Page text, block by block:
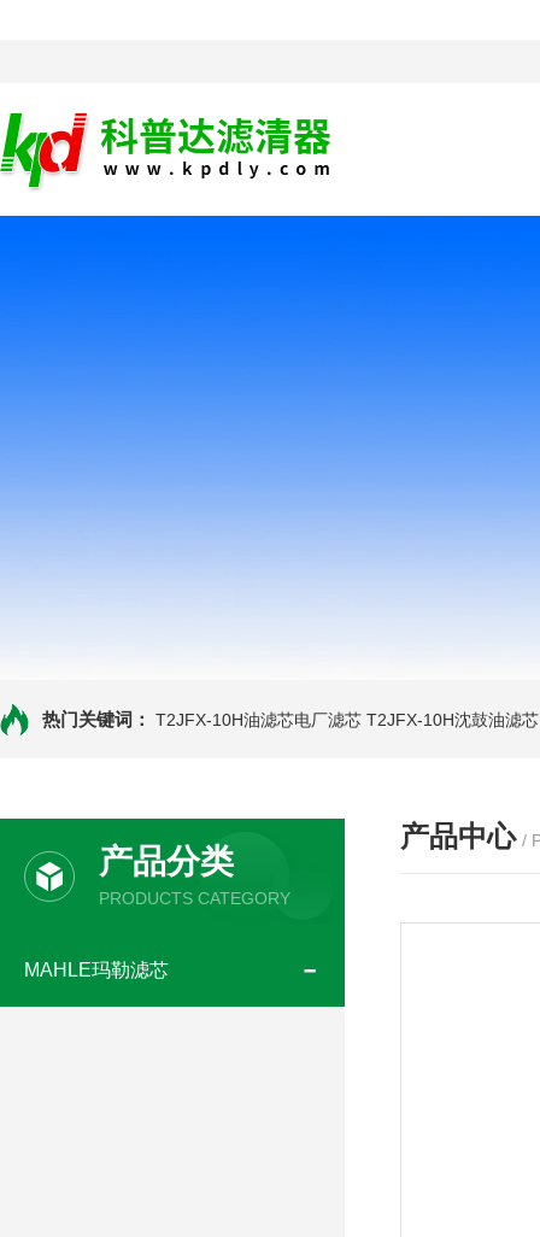
热门关键词： T2JFX-10H油滤芯电厂滤芯 T2JFX-10H沈鼓油滤芯
产品分类
PRODUCTS CATEGORY
MAHLE玛勒滤芯
产品中心 /